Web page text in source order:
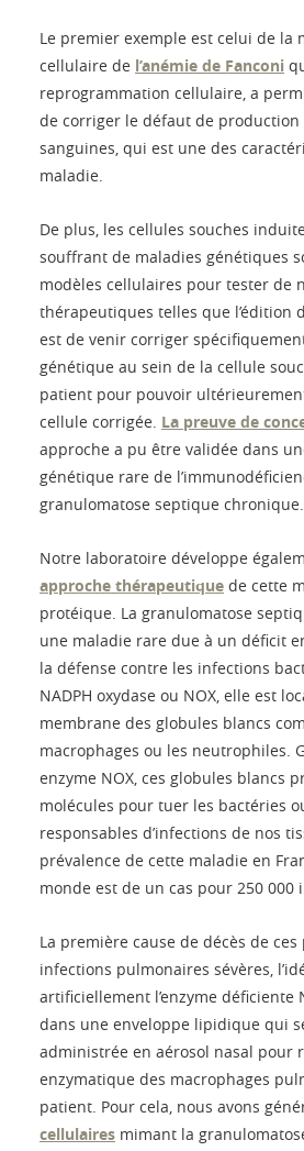
Le premier exemple est celui de la
cellulaire de l’anémie de Fanconi
reprogrammation cellulaire, a
de corriger le défaut de production
sanguines, qui est une des
maladie.
De plus, les cellules souches
souffrant de maladies génétiques
modèles cellulaires pour tester de
thérapeutiques telles que l’édition
est de venir corriger
génétique au sein de la cellule
patient pour pouvoir
cellule corrigée. La preuve de
approche a pu être validée dans
génétique rare de
granulomatose septique chronique.
Notre laboratoire développe
approche thérapeutique de cette
protéique. La granulomatose
une maladie rare due à un déficit
la défense contre les infections
NADPH oxydase ou NOX, elle est
membrane des globules blancs
macrophages ou les neutrophiles.
enzyme NOX, ces globules blancs
molécules pour tuer les bactéries
responsables d’infections de nos
prévalence de cette maladie en
monde est de un cas pour 250 000
La première cause de décès de
infections pulmonaires sévères,
artificiellement l’enzyme déficiente
dans une enveloppe lipidique qui
administrée en aérosol nasal pour
enzymatique des macrophages
patient. Pour cela, nous avons
cellulaires mimant la